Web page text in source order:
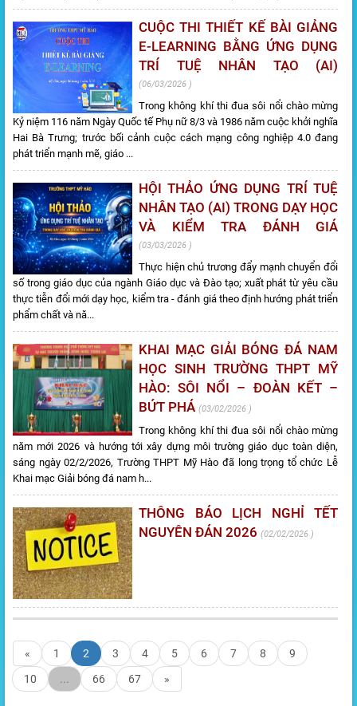
CUỘC THI THIẾT KẾ BÀI GIẢNG
E-LEARNING BẰNG ỨNG DỤNG
TRÍ TUỆ NHÂN TẠO (AI)
06/03/2026
Trong không khí thi đua sôi nổi chào mừng
Kỷ niệm 116 năm Ngày Quốc tế Phụ nữ 8/3 và 1986 năm cuộc khởi nghĩa
Hai Bà Trưng; trước bối cảnh cuộc cách mạng công nghiệp 4.0 đang
phát triển mạnh mẽ, giáo ...
HỘI THẢO ỨNG DỤNG TRÍ TUỆ
NHÂN TẠO (AI) TRONG DẠY HỌC
VÀ KIỂM TRA ĐÁNH GIÁ
03/03/2026
Thực hiện chủ trương đẩy mạnh chuyển đổi
số trong giáo dục của ngành Giáo dục và Đào tạo; xuất phát từ yêu cầu
thực tiễn đổi mới dạy học, kiểm tra - đánh giá theo định hướng phát triển
phẩm chất và nă...
KHAI MẠC GIẢI BÓNG ĐÁ NAM
HỌC SINH TRƯỜNG THPT MỸ
HÀO: SÔI NỔI – ĐOÀN KẾT –
BỨT PHÁ
03/02/2026
Trong không khí thi đua sôi nổi chào mừng
năm mới 2026 và hướng tới xây dựng môi trường giáo dục toàn diện,
sáng ngày 02/2/2026, Trường THPT Mỹ Hào đã long trọng tổ chức Lễ
Khai mạc Giải bóng đá nam h...
THÔNG BÁO LỊCH NGHỈ TẾT
NGUYÊN ĐÁN 2026
02/02/2026
« 1 2 3 4 5 6 7 8
9
10
... 66 67 »